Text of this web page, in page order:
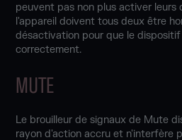
peuvent pas non plus activer leurs
l'appareil doivent tous deux être
désactivation pour que le
correctement.
MUTE
Le brouilleur de signaux de Mute
rayon d'action accru et n'interfère